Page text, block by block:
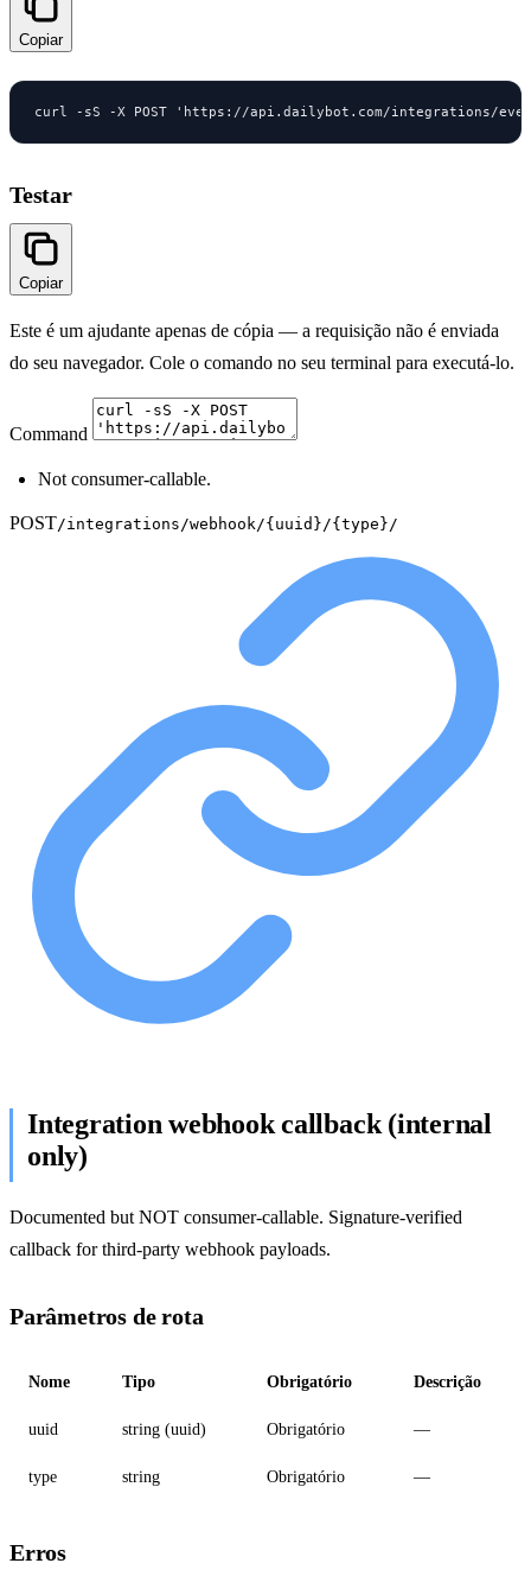
Copiar
curl -sS -X POST 'https://api.dailybot.com/integrations/
Testar
Copiar
Este é um ajudante apenas de cópia — a requisição não é enviada
do seu navegador. Cole o comando no seu terminal para executá-lo.
Command
Not consumer-callable.
POST/integrations/webhook/{uuid}/{type}/
Integration webhook callback (internal
only)
Documented but NOT consumer-callable. Signature-verified
callback for third-party webhook payloads.
Parâmetros de rota
Nome Tipo Obrigatório Descrição
uuid string (uuid) Obrigatório —
type string Obrigatório —
Erros